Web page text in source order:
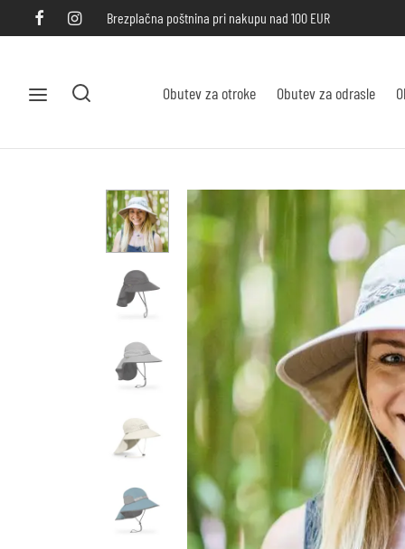
Brezplačna poštnina pri nakupu nad 100 EUR
Obutev za otroke Obutev za odrasle